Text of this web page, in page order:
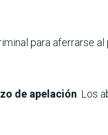
para aferrarse
de apelación. Los